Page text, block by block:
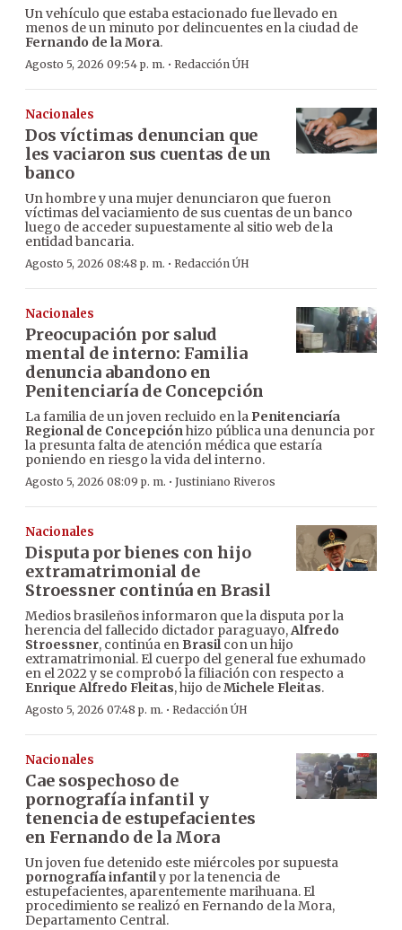
Un vehículo que estaba estacionado fue llevado en
menos de un minuto por delincuentes en la ciudad de
Fernando de la Mora.
Agosto 5, 2026 09:54 p. m. · Redacción ÚH
Nacionales
Dos víctimas denuncian que
les vaciaron sus cuentas de un
banco
Un hombre y una mujer denunciaron que fueron
víctimas del vaciamiento de sus cuentas de un banco
luego de acceder supuestamente al sitio web de la
entidad bancaria.
Agosto 5, 2026 08:48 p. m. · Redacción ÚH
Nacionales
Preocupación por salud
mental de interno: Familia
denuncia abandono en
Penitenciaría de Concepción
La familia de un joven recluido en la Penitenciaría
Regional de Concepciónhizo pública una denuncia por
la presunta falta de atención médica que estaría
poniendo en riesgo la vida del interno.
Agosto 5, 2026 08:09 p. m. · Justiniano Riveros
Nacionales
Disputa por bienes con hijo
extramatrimonial de
Stroessner continúa en Brasil
Medios brasileños informaron que la disputa por la
herencia del fallecido dictador paraguayo,Alfredo
Stroessner, continúa en Brasilcon un hijo
extramatrimonial. El cuerpo del general fue exhumado
en el 2022 y se comprobó la filiación con respecto a
Enrique Alfredo Fleitas, hijo deMichele Fleitas.
Agosto 5, 2026 07:48 p. m. · Redacción ÚH
Nacionales
Cae sospechoso de
pornografía infantil y
tenencia de estupefacientes
en Fernando de la Mora
Un joven fue detenido este miércoles por supuesta
pornografía infantily por la tenencia de
estupefacientes, aparentemente marihuana. El
procedimiento se realizó en Fernando de la Mora,
Departamento Central.